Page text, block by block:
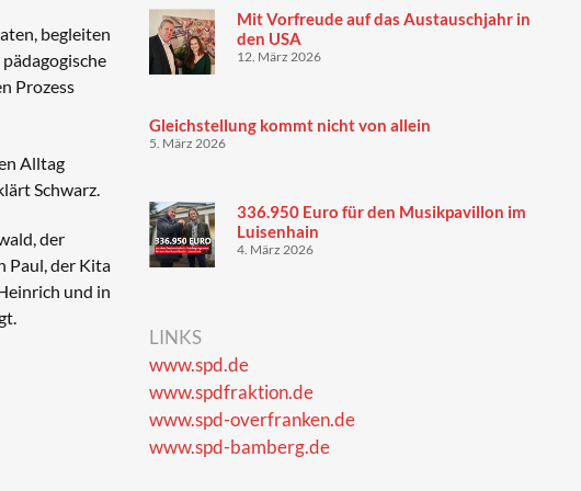
begleiten
Prozess
Alltag
Schwarz.
der
Paul, der Kita
und in
Mit Vorfreude auf das Austauschjahr in
den USA
12. März 2026
Gleichstellung kommt nicht von allein
5. März 2026
336.950 Euro für den Musikpavillon im
Luisenhain
4. März 2026
LINKS
www.spd.de
www.spdfraktion.de
www.spd-overfranken.de
www.spd-bamberg.de